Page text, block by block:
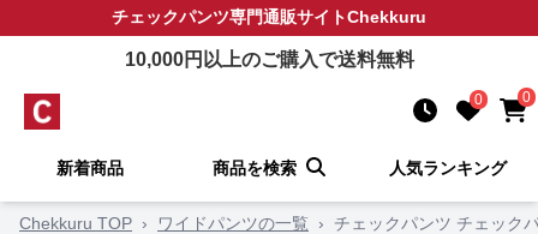
チェックパンツ専門通販サイトChekkuru
10,000円以上のご購入で送料無料
0 0
新着商品 商品を検索 人気ランキング
Chekkuru TOP › ワイドパンツの一覧 › チェックパンツ チェック